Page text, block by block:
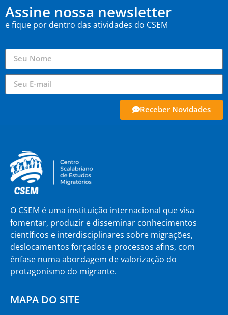
Assine nossa newsletter
e fique por dentro das atividades do CSEM
Receber Novidades
O CSEM é uma instituição internacional que visa
fomentar, produzir e disseminar conhecimentos
científicos e interdisciplinares sobre migrações,
deslocamentos forçados e processos afins, com
ênfase numa abordagem de valorização do
protagonismo do migrante.
MAPA DO SITE